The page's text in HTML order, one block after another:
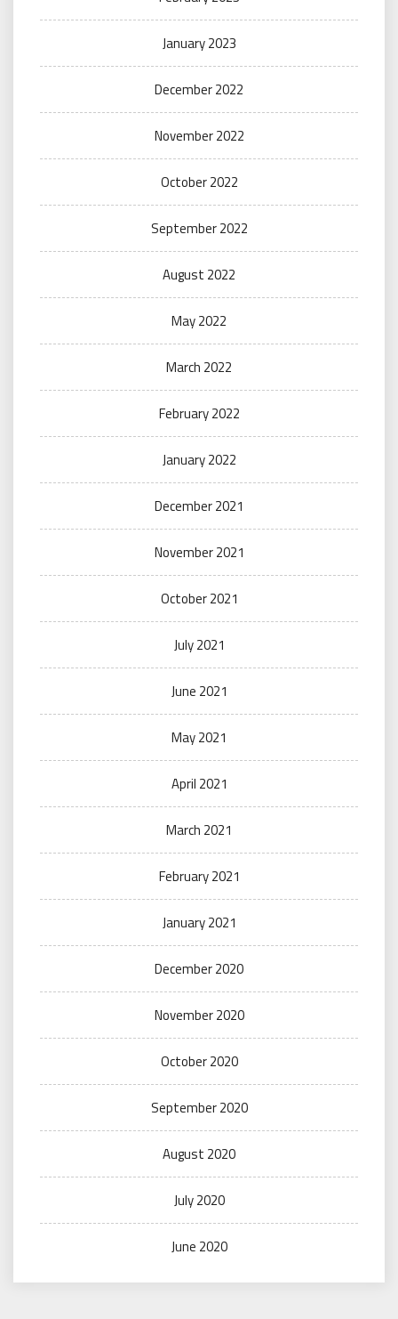
January 2023
December 2022
November 2022
October 2022
September 2022
August 2022
May 2022
March 2022
February 2022
January 2022
December 2021
November 2021
October 2021
July 2021
June 2021
May 2021
April 2021
March 2021
February 2021
January 2021
December 2020
November 2020
October 2020
September 2020
August 2020
July 2020
June 2020